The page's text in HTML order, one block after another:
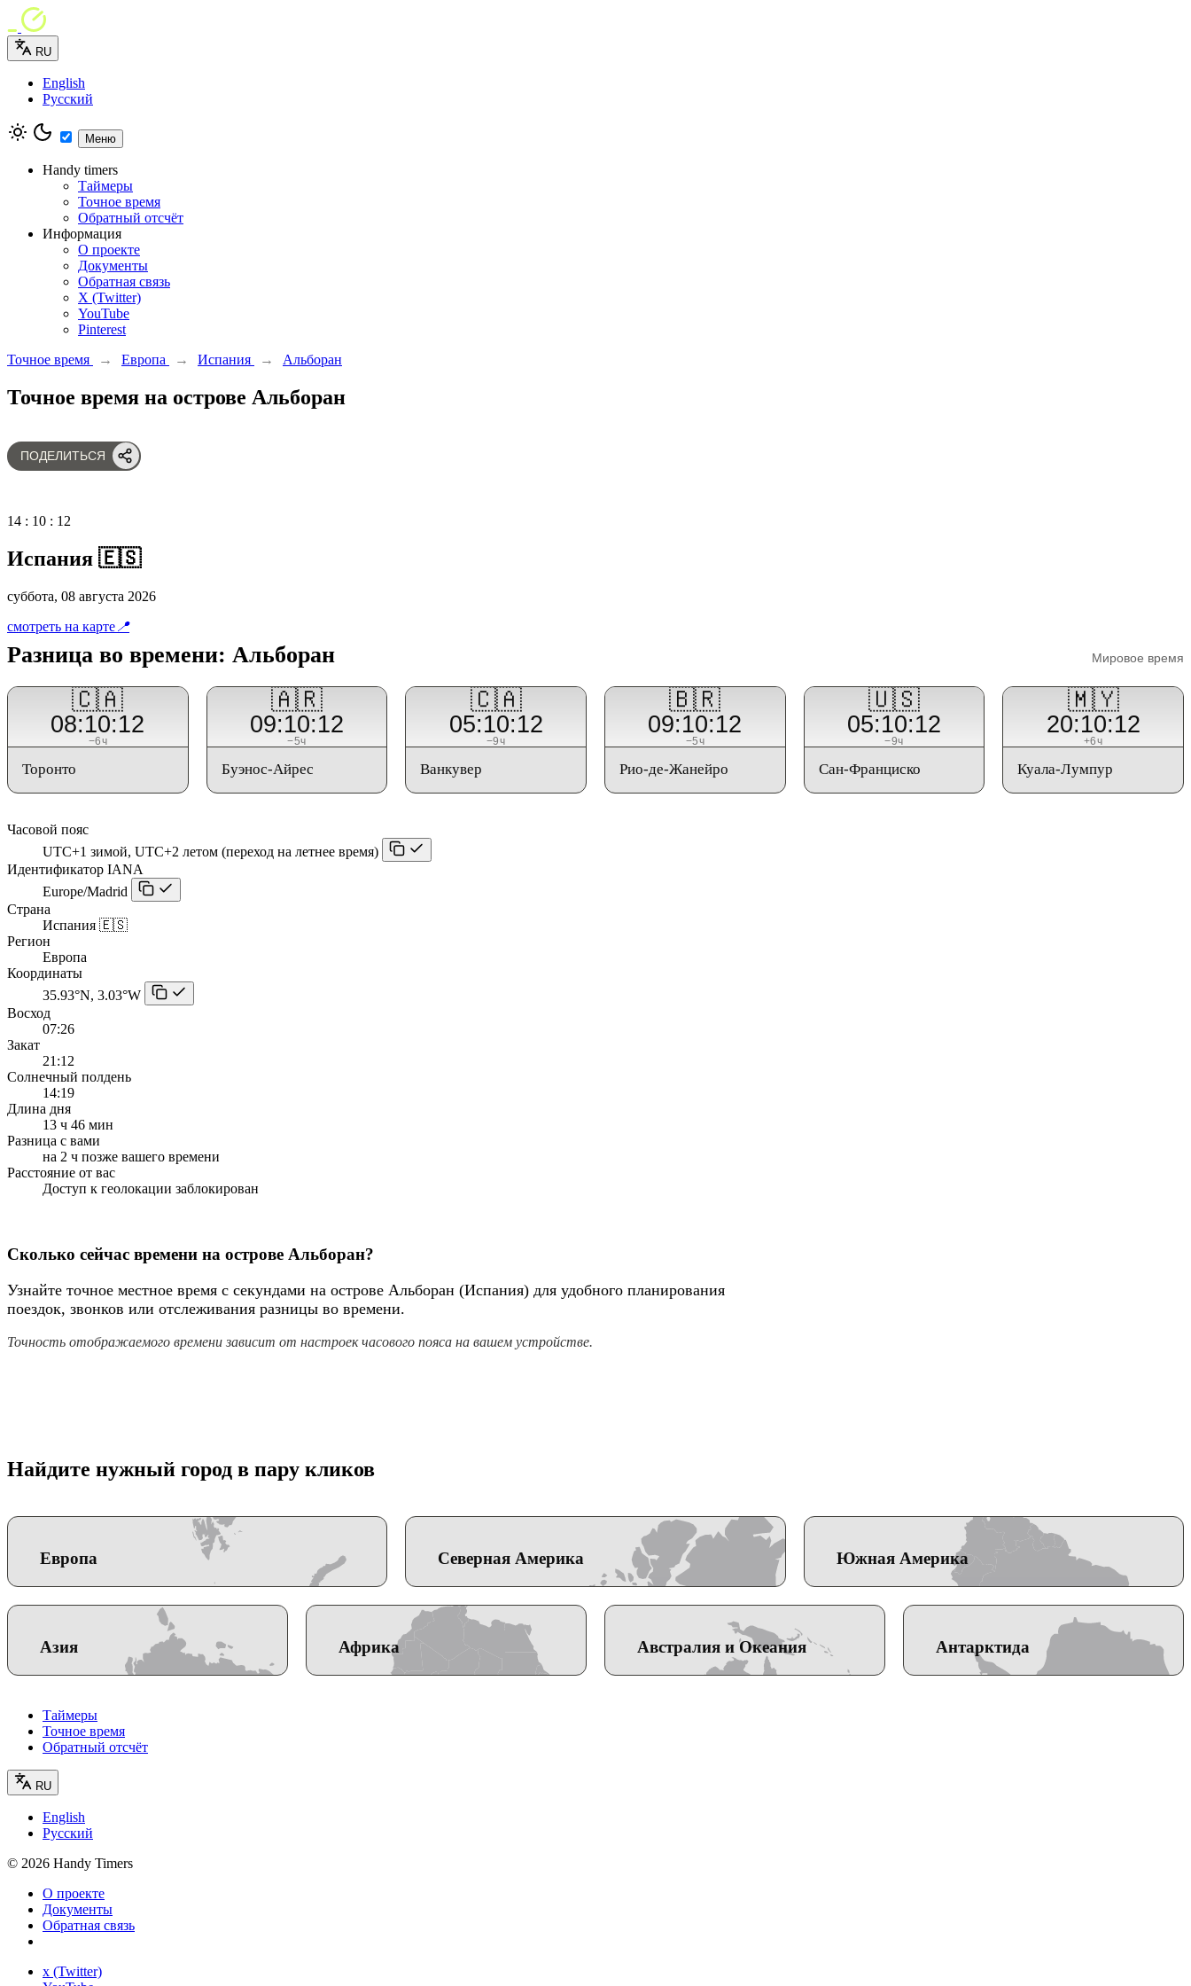
RU
English
Русский
Меню
Handy timers
Таймеры
Точное время
Обратный отсчёт
Информация
О проекте
Документы
Обратная связь
X (Twitter)
YouTube
Pinterest
Точное время
→ Европа → Испания → Альборан
Точное время на острове Альборан
ПОДЕЛИТЬСЯ
14 : 10 : 12
Испания 🇪🇸
суббота, 08 августа 2026
смотреть на карте 📍
Разница во времени: Альборан Мировое время
🇨🇦
08:10:12
−6ч
Торонто
🇦🇷
09:10:12
−5ч
Буэнос-Айрес
🇨🇦
05:10:12
−9ч
Ванкувер
🇧🇷
09:10:12
−5ч
Рио-де-Жанейро
🇺🇸
05:10:12
−9ч
Сан-Франциско
🇲🇾
20:10:12
+6ч
Куала-Лумпур
Часовой пояс
UTC+1 зимой, UTC+2 летом (переход на летнее время)
Идентификатор IANA
Europe/Madrid
Страна
Испания 🇪🇸
Регион
Европа
Координаты
35.93°N, 3.03°W
Восход
07:26
Закат
21:12
Солнечный полдень
14:19
Длина дня
13 ч 46 мин
Разница с вами
на 2 ч позже вашего времени
Расстояние от вас
Доступ к геолокации заблокирован
Сколько сейчас времени на острове Альборан?
Узнайте точное местное время с секундами на острове Альборан (Испания) для удобного планирования
поездок, звонков или отслеживания разницы во времени.
Точность отображаемого времени зависит от настроек часового пояса на вашем устройстве.
Найдите нужный город в пару кликов
Европа Северная Америка Южная Америка
Азия Африка Австралия и Океания Антарктида
Таймеры
Точное время
Обратный отсчёт
RU
English
Русский
© 2026 Handy Timers
О проекте
Документы
Обратная связь
x (Twitter)